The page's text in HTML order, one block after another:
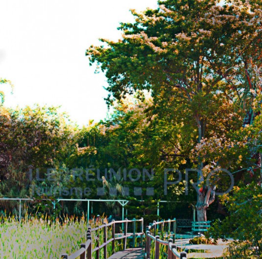
Pro. du tourisme
Organisateur de voyage
Journaliste
L'IRT
Qui sommes nous
Planning actions IRT